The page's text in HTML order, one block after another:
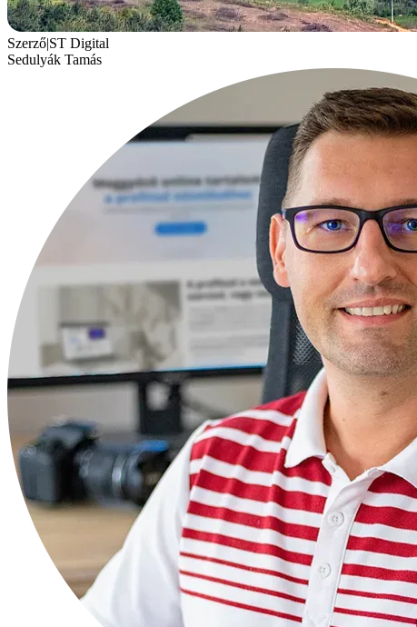
Szerző|ST Digital
Sedulyák Tamás